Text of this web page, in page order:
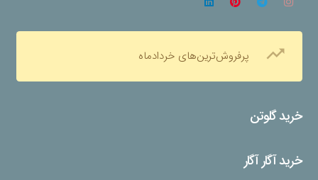
trending_up پرفروش‌ترین‌های خردادماه
خرید گلوتن
خرید آگار آگار